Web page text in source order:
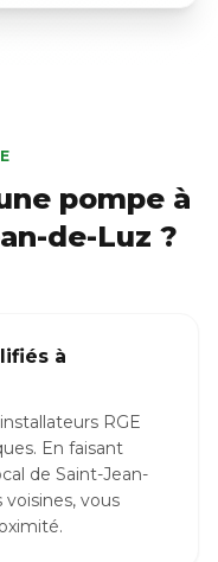
pompe à
de-Luz ?
à
RGE
En faisant
de Saint-Jean-
vous